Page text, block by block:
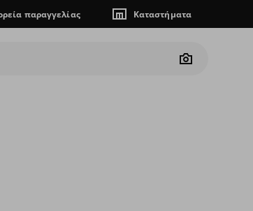
παραγγελίας Καταστήματα
Camera